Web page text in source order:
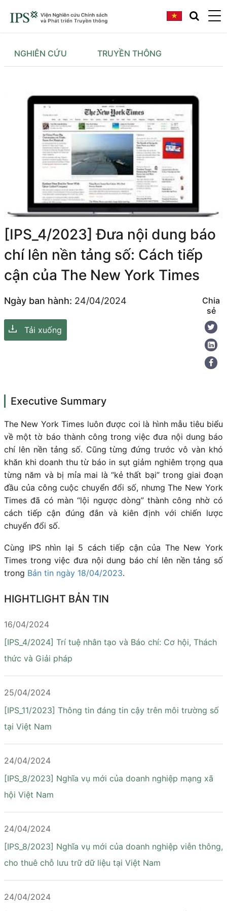
NGHIÊN CỨU TRUYỀN THÔNG
[IPS_4/2023] Đưa nội dung báo
chí lên nền tảng số: Cách tiếp
cận của The New York Times
Ngày ban hành: 24/04/2024
Tải xuống
Chia
sẻ
Executive Summary
The New York Times luôn được coi là hình mẫu tiêu biểu
về một tờ báo thành công trong việc đưa nội dung báo
chí lên nền tảng số. Cũng từng đứng trước vô vàn khó
khăn khi doanh thu từ báo in sụt giảm nghiêm trọng qua
từng năm và bị mỉa mai là “kẻ thất bại” trong giai đoạn
đầu của công cuộc chuyển đổi số, nhưng The New York
Times đã có màn “lội ngược dòng” thành công nhờ có
cách tiếp cận đúng đắn và kiên định với chiến lược
chuyển đổi số.
Cùng IPS nhìn lại 5 cách tiếp cận của The New York
Times trong việc đưa nội dung báo chí lên nền tảng số
trong Bản tin ngày 18/04/2023.
HIGHTLIGHT BẢN TIN
16/04/2024
[IPS_4/2024] Trí tuệ nhân tạo và Báo chí: Cơ hội, Thách
thức và Giải pháp
25/04/2024
[IPS_11/2023] Thông tin đáng tin cậy trên môi trường số
tại Việt Nam
24/04/2024
[IPS_8/2023] Nghĩa vụ mới của doanh nghiệp mạng xã
hội Việt Nam
24/04/2024
[IPS_8/2023] Nghĩa vụ mới của doanh nghiệp viễn thông,
cho thuê chỗ lưu trữ dữ liệu tại Việt Nam
24/04/2024